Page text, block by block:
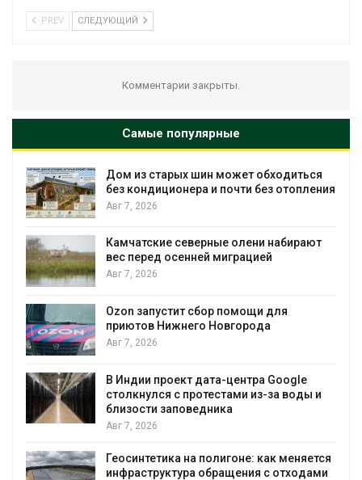
PREV СЛЕДУЮЩИЙ
Комментарии закрыты.
Самые популярные
Дом из старых шин может обходиться
без кондиционера и почти без отопления
Авг 7, 2026
Камчатские северные олени набирают
вес перед осенней миграцией
Авг 7, 2026
Ozon запустит сбор помощи для
приютов Нижнего Новгорода
Авг 7, 2026
В Индии проект дата-центра Google
столкнулся с протестами из-за воды и
близости заповедника
Авг 7, 2026
Геосинтетика на полигоне: как меняется
инфраструктура обращения с отходами